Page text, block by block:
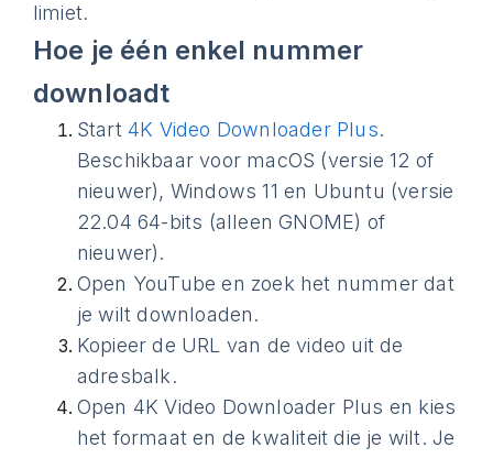
limiet.
Hoe je één enkel nummer
downloadt
Start4K Video Downloader Plus.
Beschikbaar voor macOS (versie 12 of
nieuwer), Windows 11 en Ubuntu (versie
22.04 64-bits (alleen GNOME) of
nieuwer).
Open YouTube en zoek het nummer dat
je wilt downloaden.
Kopieer de URL van de video uit de
adresbalk.
Open 4K Video Downloader Plus en kies
het formaat en de kwaliteit die je wilt. Je